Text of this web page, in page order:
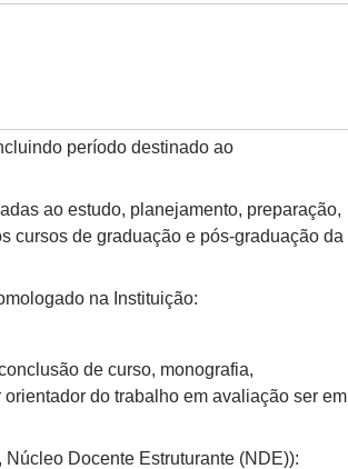
período destinado ao
ao estudo, planejamento, preparação,
cursos de graduação e pós-graduação da
na Instituição:
de curso, monografia,
do trabalho em avaliação ser em
Docente Estruturante (NDE)):